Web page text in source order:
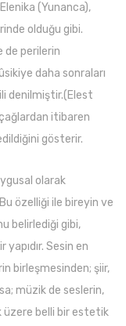
(Yunanca),
olduğu gibi.
de perilerin
daha sonraları
denilmiştir.(Elest
itibaren
gösterir.
olarak
Bu özelliği ile bireyin ve
belirlediği gibi,
Sesin en
birleşmesinden; şiir,
müzik de seslerin,
üzere belli bir estetik